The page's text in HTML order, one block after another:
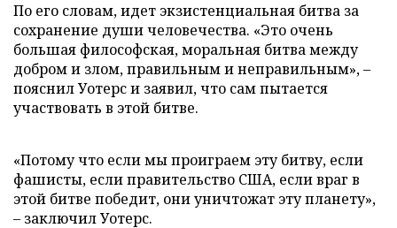
По его словам, идет экзистенциальная битва за
сохранение души человечества. «Это очень
большая философская, моральная битва между
добром и злом, правильным и неправильным», –
пояснил Уотерс и заявил, что сам пытается
участвовать в этой битве.
«Потому что если мы проиграем эту битву, если
фашисты, если правительство США, если враг в
этой битве победит, они уничтожат эту планету»,
– заключил Уотерс.